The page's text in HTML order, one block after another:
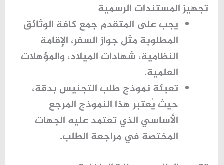
تجهيز المستندات الرسمية
يجب على المتقدم جمع كافة الوثائق
المطلوبة مثل جواز السفر، الإقامة
النظامية، شهادات الميلاد، والمؤهلات
العلمية.
تعبئة نموذج طلب التجنيس بدقة،
حيث يُعتبر هذا النموذج المرجع
الأساسي الذي تعتمد عليه الجهات
المختصة في مراجعة الطلب.